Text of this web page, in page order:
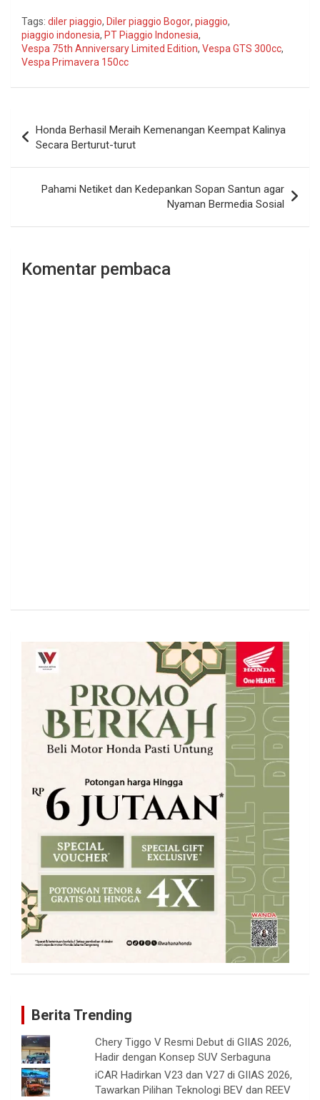
Tags: diler piaggio, Diler piaggio Bogor, piaggio,
piaggio indonesia, PT Piaggio Indonesia,
Vespa 75th Anniversary Limited Edition, Vespa GTS 300cc,
Vespa Primavera 150cc
pos
Honda Berhasil Meraih Kemenangan Keempat Kalinya
Secara Berturut-turut
Pahami Netiket dan Kedepankan Sopan Santun agar
Nyaman Bermedia Sosial
Komentar pembaca
Berita Trending
Chery Tiggo V Resmi Debut di GIIAS 2026,
Hadir dengan Konsep SUV Serbaguna
iCAR Hadirkan V23 dan V27 di GIIAS 2026,
Tawarkan Pilihan Teknologi BEV dan REEV